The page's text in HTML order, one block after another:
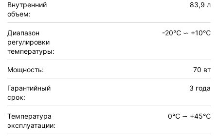
Внутренний
объем:
83,9 л
Диапазон
регулировки
температуры:
-20℃ ∽ +10℃
Мощность: 70 вт
Гарантийный
срок:
3 года
Температура
эксплуатации:
0℃ ∽ +45℃